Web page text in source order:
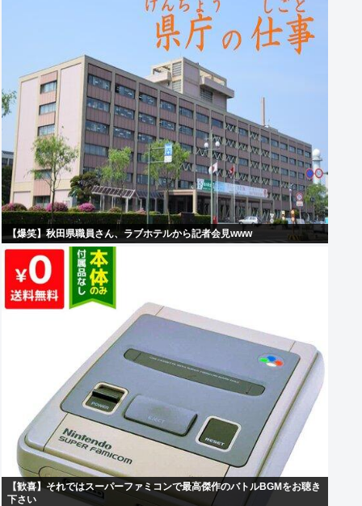
【爆笑】秋田県職員さん、ラブホテルから記者会見www
【歓喜】それではスーパーファミコンで最高傑作のバトルBGMをお聴き
下さい